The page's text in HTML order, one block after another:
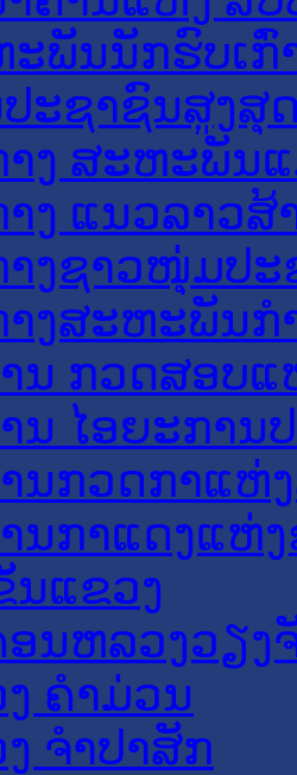
ພັນນັກຮົບເກົ່
ະຊາຊົນສູງສຸ
ງ ສະຫະພັນ
ງ ແນວລາວສ້
ງຊາວໜຸ່ມປະ
ງສະຫະພັນກ
ນ ກວດສອບແ
ນ ໄອຍະການ
ນກວດກາແຫ່
ນກາແດງແຫ່
ນແຂວງ
ນ​ຫລວງວຽງ
ຄໍາມ່ວນ
ຈໍາປາສັກ